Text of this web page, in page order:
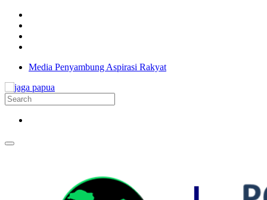
Media Penyambung Aspirasi Rakyat